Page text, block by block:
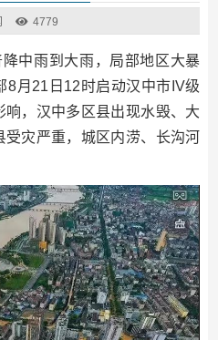
4779
中雨到大雨，局部地区大暴
8月21日12时启动汉中市IV级
响，汉中多区县出现水毁、大
灾严重，城区内涝、长沟河